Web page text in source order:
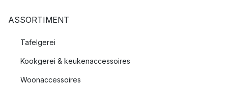
ASSORTIMENT
Tafelgerei
Kookgerei & keukenaccessoires
Woonaccessoires